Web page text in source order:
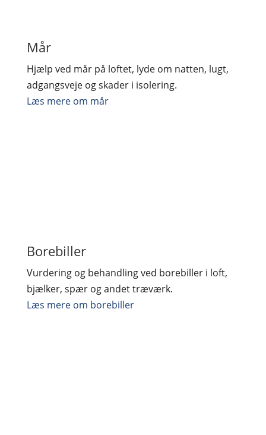
Mår
Hjælp ved mår på loftet, lyde om natten, lugt,
adgangsveje og skader i isolering.
Læs mere om mår
Borebiller
Vurdering og behandling ved borebiller i loft,
bjælker, spær og andet træværk.
Læs mere om borebiller